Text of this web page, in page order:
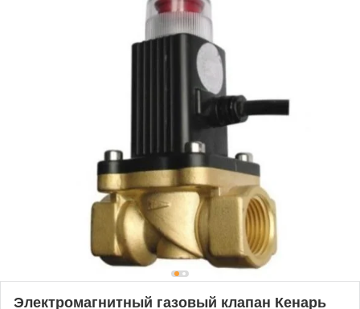
Электромагнитный газовый клапан Кенарь